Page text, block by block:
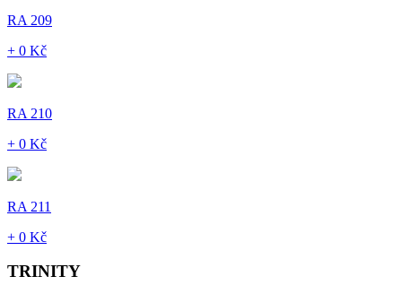
RA 209
+ 0 Kč
RA 210
+ 0 Kč
RA 211
+ 0 Kč
TRINITY